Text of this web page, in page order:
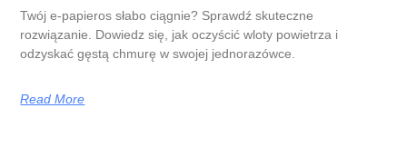
Twój e-papieros słabo ciągnie? Sprawdź skuteczne
rozwiązanie. Dowiedz się, jak oczyścić wloty powietrza i
odzyskać gęstą chmurę w swojej jednorazówce.
Read More